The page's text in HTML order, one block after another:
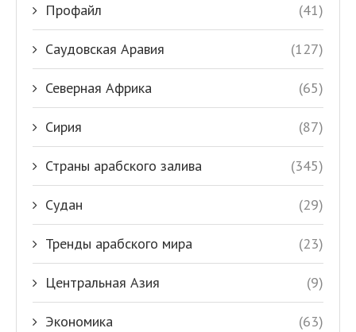
Профайл (41)
Саудовская Аравия (127)
Северная Африка (65)
Сирия (87)
Страны арабского залива (345)
Судан (29)
Тренды арабского мира (23)
Центральная Азия (9)
Экономика (63)